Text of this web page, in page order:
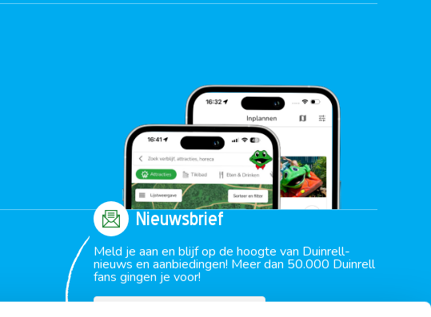
Nieuwsbrief
Meld je aan en blijf op de hoogte van Duinrell-
nieuws en aanbiedingen! Meer dan 50.000 Duinrell
fans gingen je voor!